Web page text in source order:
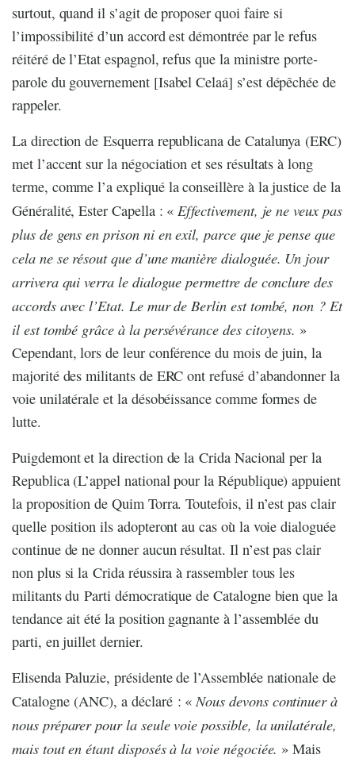
surtout, quand il s’agit de proposer quoi faire si
l’impossibilité d’un accord est démontrée par le refus
réitéré de l’Etat espagnol, refus que la ministre porte-
parole du gouvernement [Isabel Celaá] s’est dépêchée de
rappeler.
La direction de Esquerra republicana de Catalunya (ERC)
met l’accent sur la négociation et ses résultats à long
terme, comme l’a expliqué la conseillère à la justice de la
Généralité, Ester Capella : « Effectivement, je ne veux pas
plus de gens en prison ni en exil, parce que je pense que
cela ne se résout que d’une manière dialoguée. Un jour
arrivera qui verra le dialogue permettre de conclure des
accords avec l’Etat. Le mur de Berlin est tombé, non ? Et
il est tombé grâce à la persévérance des citoyens. »
Cependant, lors de leur conférence du mois de juin, la
majorité des militants de ERC ont refusé d’abandonner la
voie unilatérale et la désobéissance comme formes de
lutte.
Puigdemont et la direction de la Crida Nacional per la
Republica (L’appel national pour la République) appuient
la proposition de Quim Torra. Toutefois, il n’est pas clair
quelle position ils adopteront au cas où la voie dialoguée
continue de ne donner aucun résultat. Il n’est pas clair
non plus si la Crida réussira à rassembler tous les
militants du Parti démocratique de Catalogne bien que la
tendance ait été la position gagnante à l’assemblée du
parti, en juillet dernier.
Elisenda Paluzie, présidente de l’Assemblée nationale de
Catalogne (ANC), a déclaré : « Nous devons continuer à
nous préparer pour la seule voie possible, la unilatérale,
mais tout en étant disposés à la voie négociée. » Mais